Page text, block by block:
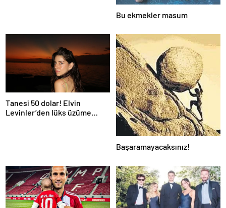
Bu ekmekler masum
Tanesi 50 dolar! Elvin
Levinler’den lüks üzüme
Başaramayacaksınız!